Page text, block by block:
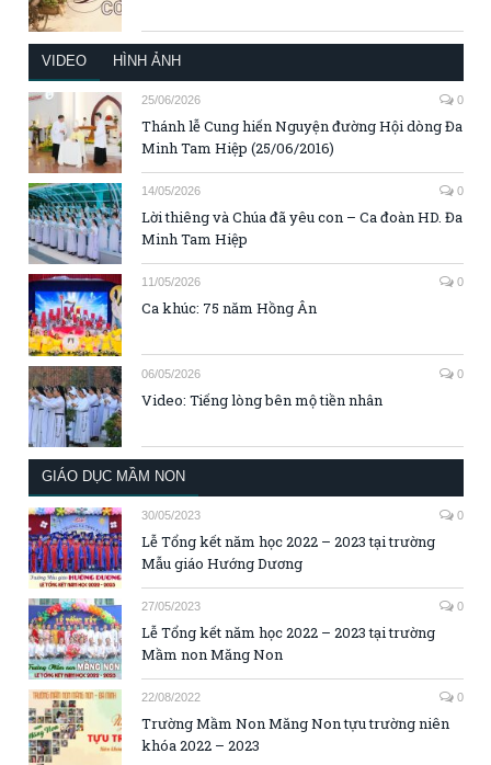
VIDEO HÌNH ẢNH
25/06/2026 0
Thánh lễ Cung hiến Nguyện đường Hội dòng Đa
Minh Tam Hiệp (25/06/2016)
14/05/2026 0
Lời thiêng và Chúa đã yêu con – Ca đoàn HD. Đa
Minh Tam Hiệp
11/05/2026 0
Ca khúc: 75 năm Hồng Ân
06/05/2026 0
Video: Tiếng lòng bên mộ tiền nhân
GIÁO DỤC MẦM NON
30/05/2023 0
Lễ Tổng kết năm học 2022 – 2023 tại trường
Mẫu giáo Hướng Dương
27/05/2023 0
Lễ Tổng kết năm học 2022 – 2023 tại trường
Mầm non Măng Non
22/08/2022 0
Trường Mầm Non Măng Non tựu trường niên
khóa 2022 – 2023